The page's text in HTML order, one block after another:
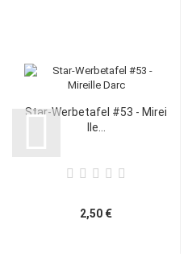
Star-Werbetafel #53 - Mirei
lle...
2,50 €